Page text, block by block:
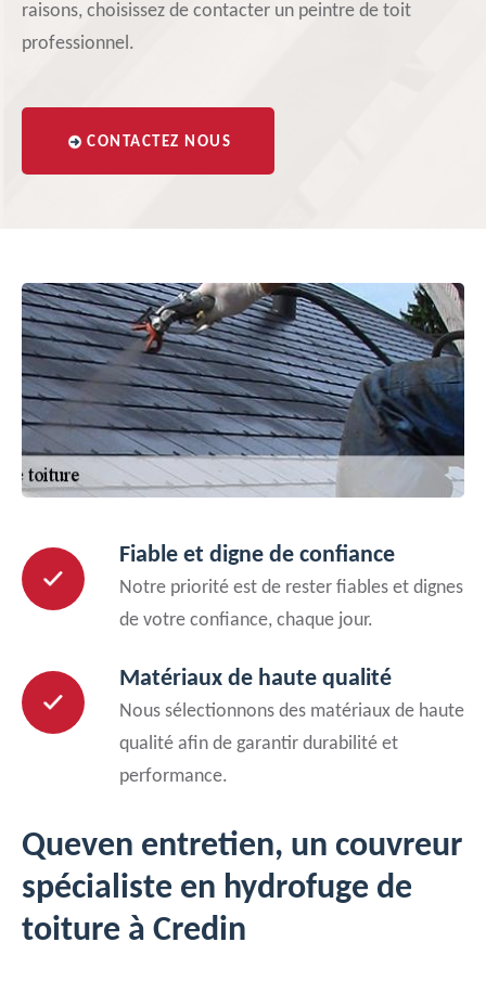
raisons, choisissez de contacter un peintre de toit
professionnel.
CONTACTEZ NOUS
Fiable et digne de confiance
Notre priorité est de rester fiables et dignes
de votre confiance, chaque jour.
Matériaux de haute qualité
Nous sélectionnons des matériaux de haute
qualité afin de garantir durabilité et
performance.
Queven entretien, un couvreur
spécialiste en hydrofuge de
toiture à Credin